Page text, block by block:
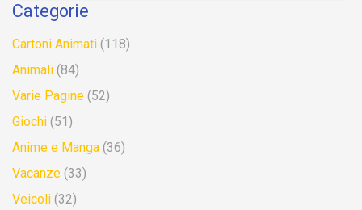
Categorie
Cartoni Animati (118)
Animali (84)
Varie Pagine (52)
Giochi (51)
Anime e Manga (36)
Vacanze (33)
Veicoli (32)